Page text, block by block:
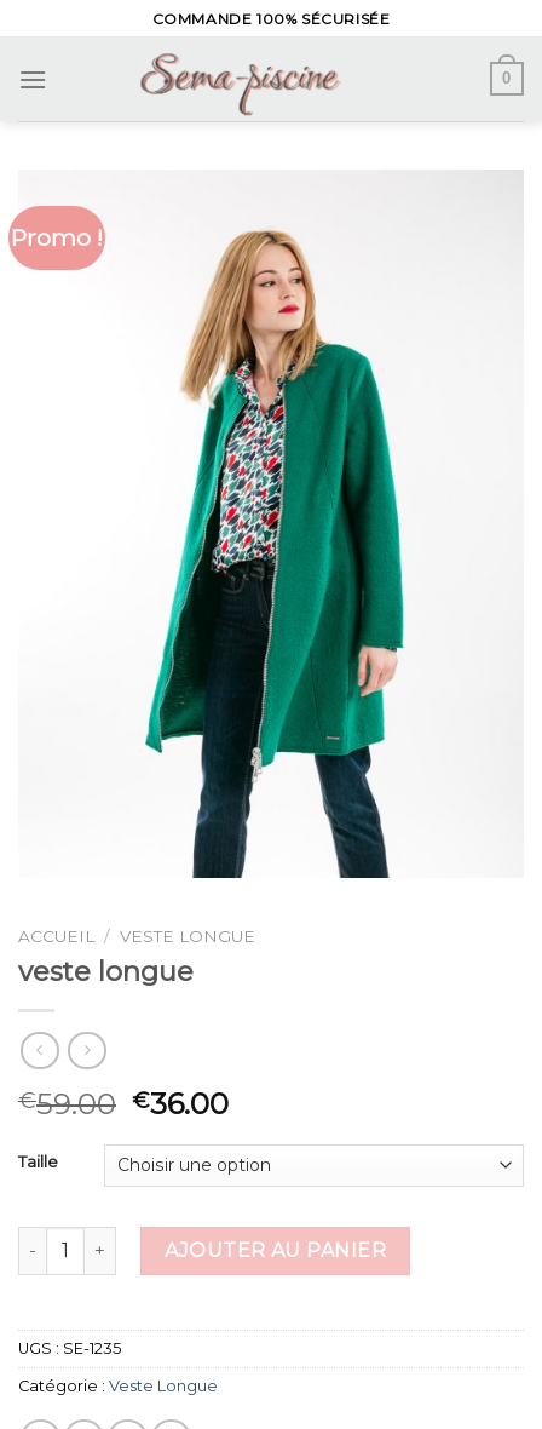
content
COMMANDE 100% SÉCURISÉE
0
Promo !
ACCUEIL / VESTE LONGUE
veste longue
€59.00 €36.00
Taille
quantité de veste longueAJOUTER AU PANIER
UGS : SE-1235
Catégorie : Veste Longue